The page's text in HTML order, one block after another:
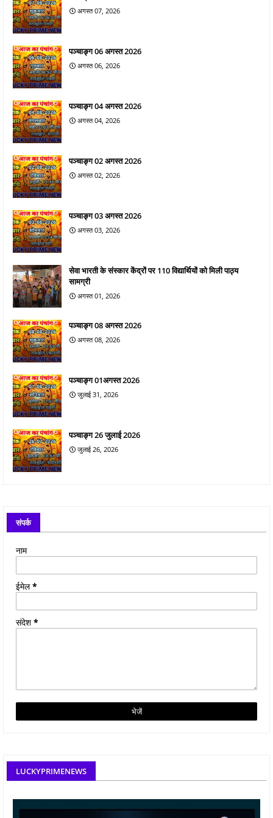
अगस्त 07, 2026
पञ्चाङ्ग 06 अगस्त 2026
अगस्त 06, 2026
पञ्चाङ्ग 04 अगस्त 2026
अगस्त 04, 2026
पञ्चाङ्ग 02 अगस्त 2026
अगस्त 02, 2026
पञ्चाङ्ग 03 अगस्त 2026
अगस्त 03, 2026
सेवा भारती के संस्कार केंद्रों पर 110 विद्यार्थियों को मिली पाठ्य
सामग्री
अगस्त 01, 2026
पञ्चाङ्ग 08 अगस्त 2026
अगस्त 08, 2026
पञ्चाङ्ग 01अगस्त 2026
जुलाई 31, 2026
पञ्चाङ्ग 26 जुलाई 2026
जुलाई 26, 2026
संपर्क
नाम
ईमेल*
संदेश*
LUCKYPRIMENEWS